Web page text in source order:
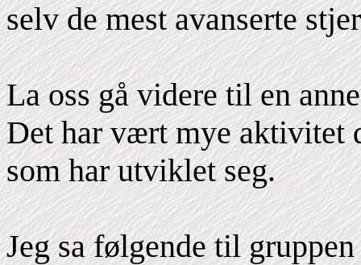
selv de mest avanserte
La oss gå videre til en
Det har vært mye aktivitet
som har utviklet seg.
Jeg sa følgende til